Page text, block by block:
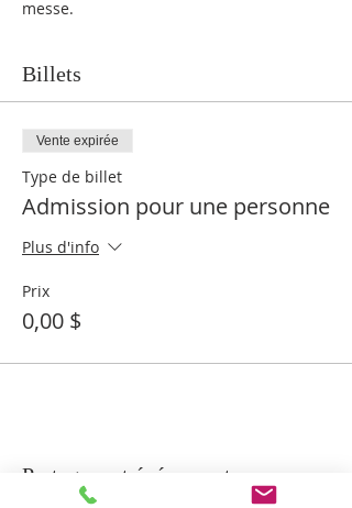
messe.
Billets
Vente expirée
Type de billet
Admission pour une personne
Plus d'info
Prix
0,00 $
Partager cet événement